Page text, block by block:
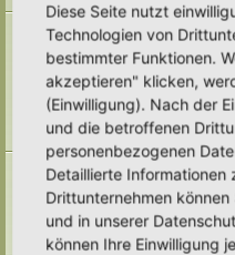
Naturmodule & kleine
Alles um die Naturmodule,
wechselfeuchte Gebiete,
Unterforen:
Trockenmauern,
Sandarien, Reisighaufen &
Benjeshecke, Sonstige
Themen:71
Pufferzone
Hier gehört alles hin, was die
Antworten, Wissen und Ideen:
Unterforum:
Archiv
Themen:29
Diese Seite nutzt
Technologien von
bestimmter Funktionen.
akzeptieren" klicken,
(Einwilligung). Nach der
und die betroffenen
personenbezogenen
Detaillierte Informationen
Drittunternehmen
und in unserer
können Ihre Einwilligung